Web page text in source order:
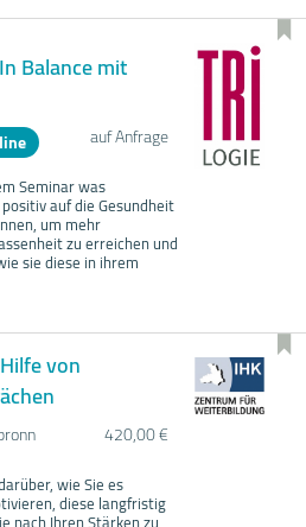
Balance mit
auf Anfrage
Seminar was
auf die Gesundheit
um mehr
zu erreichen und
sie diese in ihrem
von
420,00 €
wie Sie es
diese langfristig